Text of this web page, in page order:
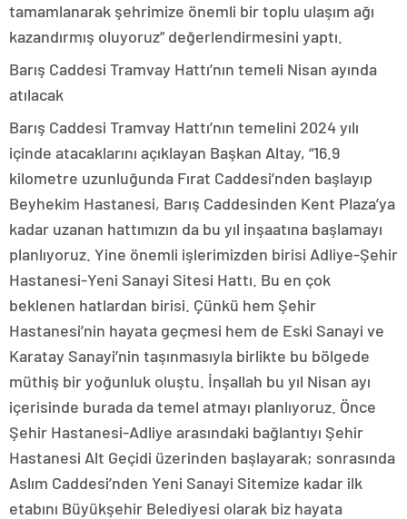
tamamlanarak şehrimize önemli bir toplu ulaşım ağı
kazandırmış oluyoruz” değerlendirmesini yaptı.
Barış Caddesi Tramvay Hattı’nın temeli Nisan ayında
atılacak
Barış Caddesi Tramvay Hattı’nın temelini 2024 yılı
içinde atacaklarını açıklayan Başkan Altay, “16.9
kilometre uzunluğunda Fırat Caddesi’nden başlayıp
Beyhekim Hastanesi, Barış Caddesinden Kent Plaza’ya
kadar uzanan hattımızın da bu yıl inşaatına başlamayı
planlıyoruz. Yine önemli işlerimizden birisi Adliye-Şehir
Hastanesi-Yeni Sanayi Sitesi Hattı. Bu en çok
beklenen hatlardan birisi. Çünkü hem Şehir
Hastanesi’nin hayata geçmesi hem de Eski Sanayi ve
Karatay Sanayi’nin taşınmasıyla birlikte bu bölgede
müthiş bir yoğunluk oluştu. İnşallah bu yıl Nisan ayı
içerisinde burada da temel atmayı planlıyoruz. Önce
Şehir Hastanesi-Adliye arasındaki bağlantıyı Şehir
Hastanesi Alt Geçidi üzerinden başlayarak; sonrasında
Aslım Caddesi’nden Yeni Sanayi Sitemize kadar ilk
etabını Büyükşehir Belediyesi olarak biz hayata